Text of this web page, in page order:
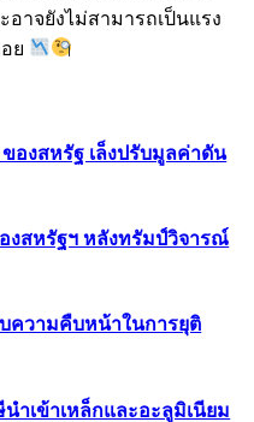
าจยังไม่สามารถเป็นแรง
ย
องสหรัฐ เล็งปรับมูลค่าดัน
งสหรัฐฯ หลังทรัมป์วิจารณ์
ความคืบหน้าในการยุติ
ำเข้าเหล็กและอะลูมิเนียม